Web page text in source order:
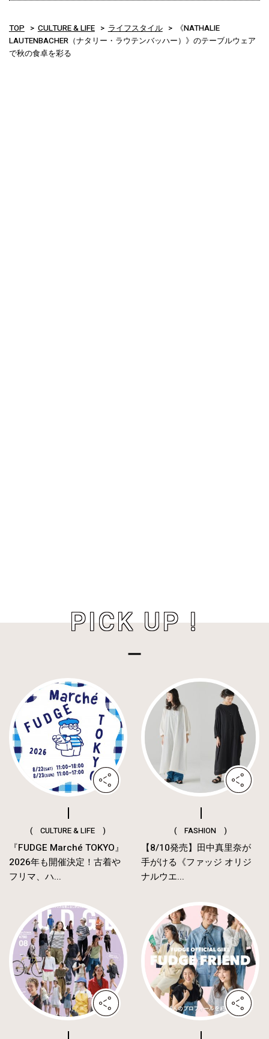
TOP CULTURE & LIFE ライフスタイル
《NATHALIE
LAUTENBACHER（ナタリー・ラウテンバッハー）》のテーブルウェア
で秋の食卓を彩る
PICK UP !
( CULTURE & LIFE )
『FUDGE Marché TOKYO』
2026年も開催決定！古着や
フリマ、ハ...
( FASHION )
【8/10発売】田中真里奈が
手がける《ファッジ オリジ
ナルウエ...